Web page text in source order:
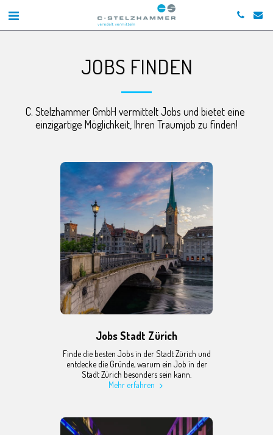
JOBS FINDEN
C. Stelzhammer GmbH vermittelt Jobs und bietet eine
einzigartige Möglichkeit, Ihren Traumjob zu finden!
Jobs Stadt Zürich
Finde die besten Jobs in der Stadt Zürich und
entdecke die Gründe, warum ein Job in der
Stadt Zürich besonders sein kann.
Mehr erfahren